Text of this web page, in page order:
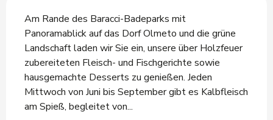
Am Rande des Baracci-Badeparks mit
Panoramablick auf das Dorf Olmeto und die grüne
Landschaft laden wir Sie ein, unsere über Holzfeuer
zubereiteten Fleisch- und Fischgerichte sowie
hausgemachte Desserts zu genießen. Jeden
Mittwoch von Juni bis September gibt es Kalbfleisch
am Spieß, begleitet von...